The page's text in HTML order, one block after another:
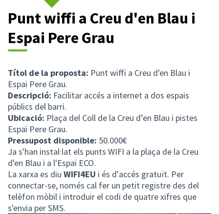
Punt wiffi a Creu d'en Blau i
Espai Pere Grau
Títol de la proposta: Punt wiffi a Creu d'en Blau i
Espai Pere Grau.
Descripció: Facilitar accés a internet a dos espais
públics del barri.
Ubicació: Plaça del Coll de la Creu d’en Blau i pistes
Espai Pere Grau.
Pressupost disponible: 50.000€
Ja s'han instal·lat els punts WIFI a la plaça de la Creu
d'en Blau i a l'Espai ECO.
La xarxa es diu WIFI4EU i és d'accés gratuït. Per
connectar-se, només cal fer un petit registre des del
telèfon mòbil i introduir el codi de quatre xifres que
s'envia per SMS.